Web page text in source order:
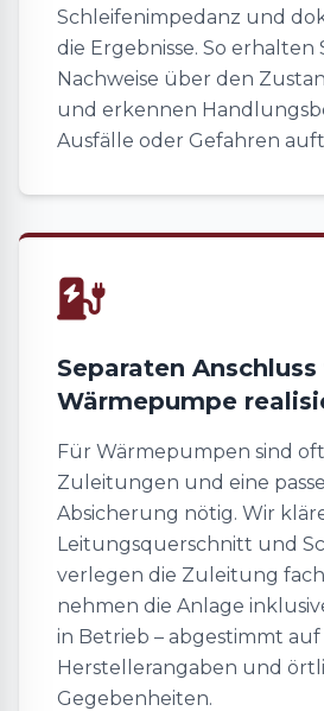
Schleifenimpedanz und
die Ergebnisse. So erhalten
Nachweise über den
und erkennen
Ausfälle oder Gefahren
Separaten
Wärmepumpe
Für Wärmepumpen sind
Zuleitungen und eine
Absicherung nötig. Wir
Leitungsquerschnitt und
verlegen die Zuleitung
nehmen die Anlage
in Betrieb – abgestimmt auf
Herstellerangaben und
Gegebenheiten.